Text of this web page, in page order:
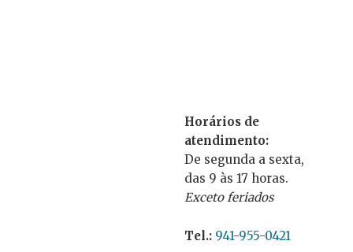
Horários de
atendimento:
De segunda a sexta,
das 9 às 17 horas.
Exceto feriados
Tel.: 941-955-0421